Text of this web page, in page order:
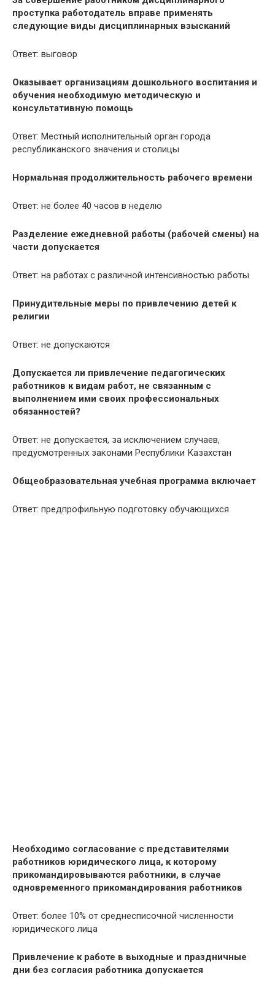
проступка работодатель вправе применять
следующие виды дисциплинарных взысканий
Ответ: выговор
Оказывает организациям дошкольного воспитания и
обучения необходимую методическую и
консультативную помощь
Ответ: Местный исполнительный орган города
республиканского значения и столицы
Нормальная продолжительность рабочего времени
Ответ: не более 40 часов в неделю
Разделение ежедневной работы (рабочей смены) на
части допускается
Ответ: на работах с различной интенсивностью работы
Принудительные меры по привлечению детей к
религии
Ответ: не допускаются
Допускается ли привлечение педагогических
работников к видам работ, не связанным с
выполнением ими своих профессиональных
обязанностей?
Ответ: не допускается, за исключением случаев,
предусмотренных законами Республики Казахстан
Общеобразовательная учебная программа включает
Ответ: предпрофильную подготовку обучающихся
Необходимо согласование с представителями
работников юридического лица, к которому
прикомандировываются работники, в случае
одновременного прикомандирования работников
Ответ: более 10% от среднесписочной численности
юридического лица
Привлечение к работе в выходные и праздничные
дни без согласия работника допускается